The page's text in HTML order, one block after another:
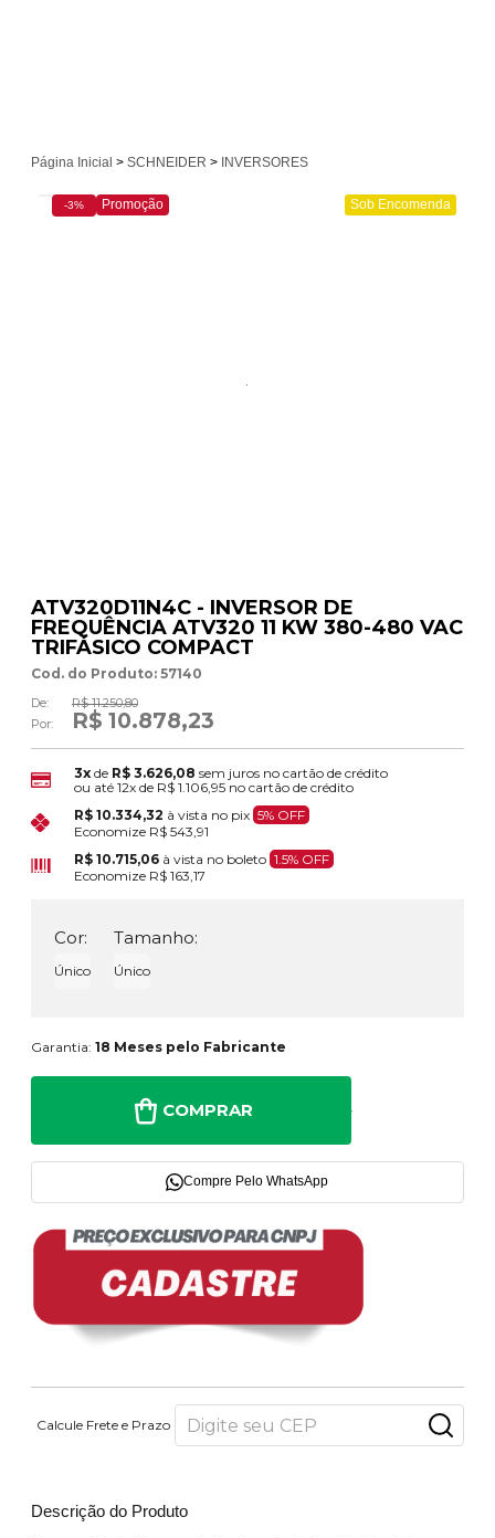
Página Inicial> SCHNEIDER> INVERSORES
-3% Promoção Sob Encomenda
ATV320D11N4C - INVERSOR DE
FREQUÊNCIA ATV320 11 KW 380-480 VAC
TRIFÁSICO COMPACT
Cod. do Produto: 57140
De:
R$ 11.250,80
Por:
R$ 10.878,23
3x de R$ 3.626,08 sem juros no cartão de crédito
ou até12x de R$ 1.106,95 no cartão de crédito
R$ 10.334,32 à vista no pix 5% OFF
Economize R$ 543,91
R$ 10.715,06 à vista no boleto 1.5% OFF
Economize R$ 163,17
Cor:
Único
Tamanho:
Único
Garantia:18 Meses pelo Fabricante
COMPRAR
Compre Pelo WhatsApp
Calcule Frete e Prazo
Descrição do Produto